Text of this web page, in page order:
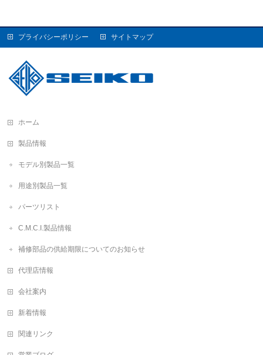
プライバシーポリシー サイトマップ
ホーム
製品情報
モデル別製品一覧
用途別製品一覧
パーツリスト
C.M.C.I.製品情報
補修部品の供給期限についてのお知らせ
代理店情報
会社案内
新着情報
関連リンク